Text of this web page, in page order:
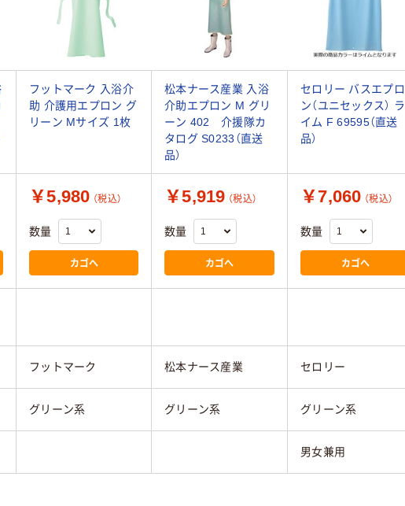
フットマーク 入浴介
助 介護用エプロン グ
リーン Mサイズ 1枚
松本ナース産業 入浴
介助エプロン M グリ
ーン 402 介援隊カ
タログ S0233（直送
品）
セロリー バスエプロ
ン（ユニセックス） ラ
イム F 69595（直送
品）
￥5,980 （税込）
数量
カゴへ
￥5,919 （税込）
数量
カゴへ
￥7,060 （税込）
数量
カゴへ
フットマーク 松本ナース産業 セロリー
グリーン系 グリーン系 グリーン系
男女兼用